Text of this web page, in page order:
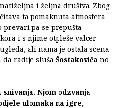
i željna društva. Zbog
ta pomaknuta atmosfera
prevari pa se prepušta
i s njime otpleše valcer
ali nama je ostala scena
da radije sluša Šostakoviča no
Njom odzvanja
ulomaka na igre,